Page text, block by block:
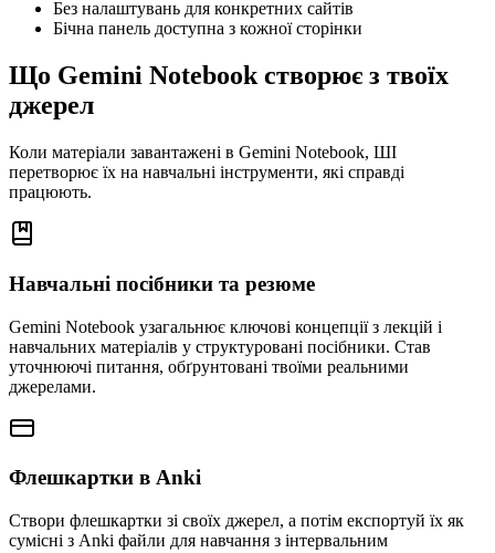
Без налаштувань для конкретних сайтів
Бічна панель доступна з кожної сторінки
Що Gemini Notebook створює з твоїх
джерел
Коли матеріали завантажені в Gemini Notebook, ШІ
перетворює їх на навчальні інструменти, які справді
працюють.
Навчальні посібники та резюме
Gemini Notebook узагальнює ключові концепції з лекцій і
навчальних матеріалів у структуровані посібники. Став
уточнюючі питання, обґрунтовані твоїми реальними
джерелами.
Флешкартки в Anki
Створи флешкартки зі своїх джерел, а потім експортуй їх як
сумісні з Anki файли для навчання з інтервальним